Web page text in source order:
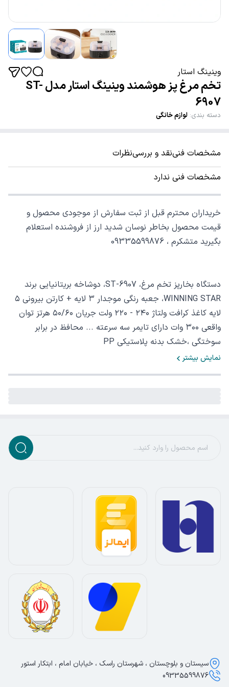
وینینگ استار
تخم مرغ پز هوشمند وینینگ استار مدل ST-
6907
دسته بندی: لوازم خانگی
مشخصات فنینقد و بررسینظرات
مشخصات فنی ندارد
خریداران محترم قبل از ثبت سفارش از موجودی محصول و
قیمت محصول بخاطر نوسان شدید ارز از فروشنده استعلام
بگیرید متشکرم ، 09335599876
دستگاه بخارپز تخم مرغ، 6907-ST، دوشاخه بریتانیایی برند
WINNING STAR، جعبه رنگی موجدار ۳ لایه + کارتن بیرونی ۵
لایه کاغذ کرافت ولتاژ ۲۴۰ - ۲۲۰ ولت جریان ۵۰/۶۰ هرتز توان
واقعی ۳۰۰ وات دارای تایمر سه سرعته ... محافظ در برابر
سوختگی ،خشک بدنه پلاستیکی PP
نمایش بیشتر
سیستان و بلوچستان ، شهرستان راسک ، خیابان امام ، ابتکار استور
09335599876